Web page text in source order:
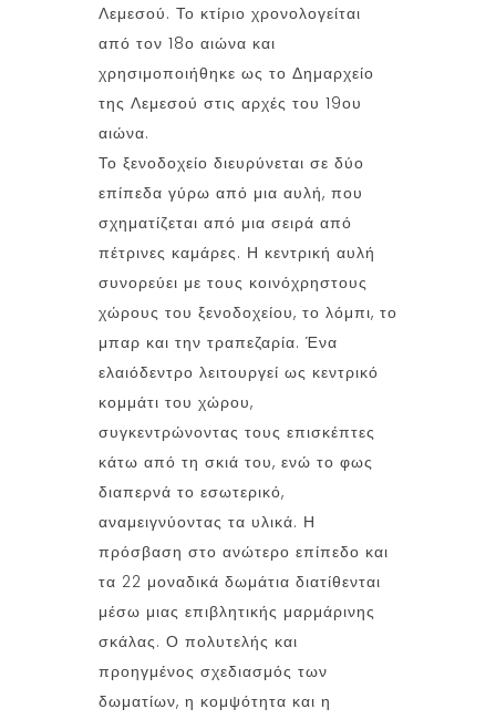
Λεμεσού. Το κτίριο χρονολογείται
από τον 18ο αιώνα και
χρησιμοποιήθηκε ως το Δημαρχείο
της Λεμεσού στις αρχές του 19ου
αιώνα.
Το ξενοδοχείο διευρύνεται σε δύο
επίπεδα γύρω από μια αυλή, που
σχηματίζεται από μια σειρά από
πέτρινες καμάρες. Η κεντρική αυλή
συνορεύει με τους κοινόχρηστους
χώρους του ξενοδοχείου, το λόμπι, το
μπαρ και την τραπεζαρία. Ένα
ελαιόδεντρο λειτουργεί ως κεντρικό
κομμάτι του χώρου,
συγκεντρώνοντας τους επισκέπτες
κάτω από τη σκιά του, ενώ το φως
διαπερνά το εσωτερικό,
αναμειγνύοντας τα υλικά. Η
πρόσβαση στο ανώτερο επίπεδο και
τα 22 μοναδικά δωμάτια διατίθενται
μέσω μιας επιβλητικής μαρμάρινης
σκάλας. Ο πολυτελής και
προηγμένος σχεδιασμός των
δωματίων, η κομψότητα και η